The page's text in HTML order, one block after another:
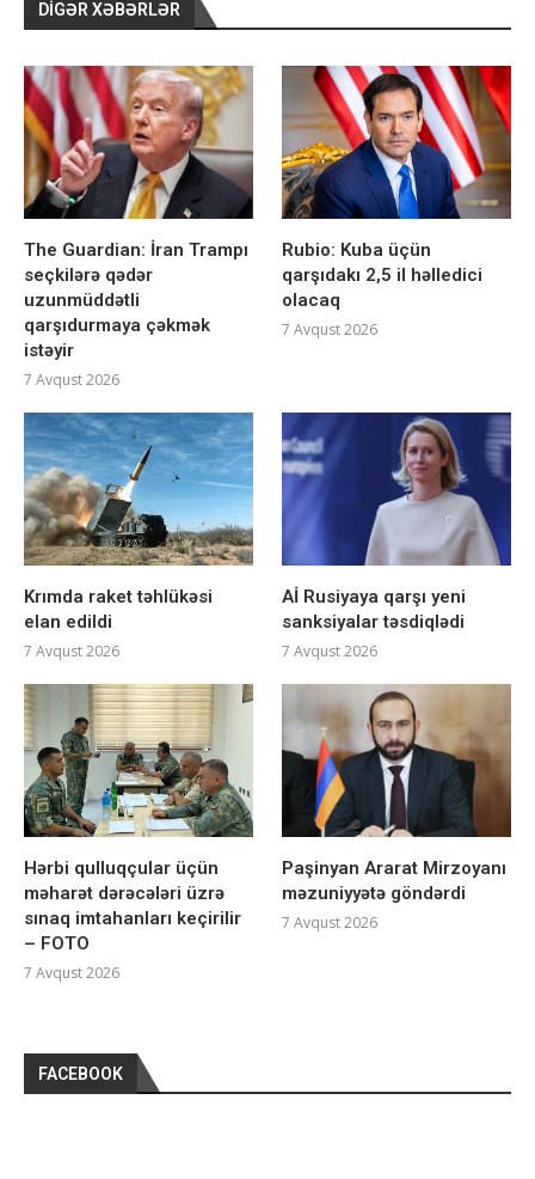
DIGƏR XƏBƏRLƏR
The Guardian: İran Trampı
seçkilərə qədər
uzunmüddətli
qarşıdurmaya çəkmək
istəyir
7 Avqust 2026
Rubio: Kuba üçün
qarşıdakı 2,5 il həlledici
olacaq
7 Avqust 2026
Krımda raket təhlükəsi
elan edildi
7 Avqust 2026
Aİ Rusiyaya qarşı yeni
sanksiyalar təsdiqlədi
7 Avqust 2026
Hərbi qulluqçular üçün
məharət dərəcələri üzrə
sınaq imtahanları keçirilir
– FOTO
7 Avqust 2026
Paşinyan Ararat Mirzoyanı
məzuniyyətə göndərdi
7 Avqust 2026
FACEBOOK